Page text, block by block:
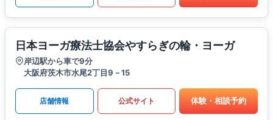
日本ヨーガ療法士協会やすらぎの輪・ヨーガ
岸辺駅から車で9分
大阪府茨木市水尾2丁目9－15
店舗情報 公式サイト 体験・相談予約